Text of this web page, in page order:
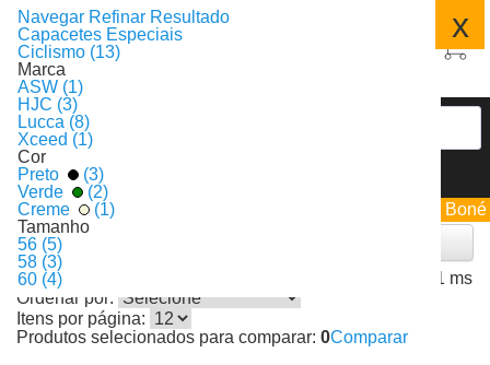
x
Navegar Refinar Resultado
Capacetes Especiais
Ciclismo (13)
Marca
ASW (1)
HJC (3)
Lucca (8)
Xceed (1)
Cor
Preto
(3)
Verde
(2)
Creme
(1)
Tamanho
56 (5)
58 (3)
60 (4)
Ciclismo
Produtos encontrados:
1 ms
Ordenar por:
Itens por página:
Produtos selecionados para comparar: 0Comparar
Ganhe 1 Boné